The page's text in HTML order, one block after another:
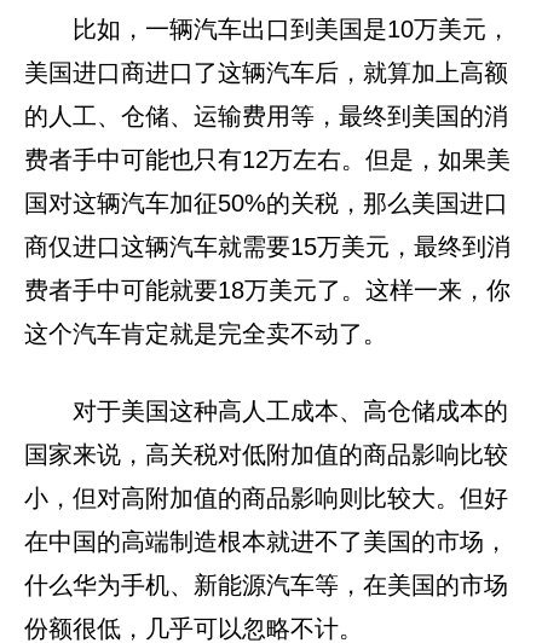
比如，一辆汽车出口到美国是10万美元，
美国进口商进口了这辆汽车后，就算加上高额
的人工、仓储、运输费用等，最终到美国的消
费者手中可能也只有12万左右。但是，如果美
国对这辆汽车加征50%的关税，那么美国进口
商仅进口这辆汽车就需要15万美元，最终到消
费者手中可能就要18万美元了。这样一来，你
这个汽车肯定就是完全卖不动了。
对于美国这种高人工成本、高仓储成本的
国家来说，高关税对低附加值的商品影响比较
小，但对高附加值的商品影响则比较大。但好
在中国的高端制造根本就进不了美国的市场，
什么华为手机、新能源汽车等，在美国的市场
份额很低，几乎可以忽略不计。